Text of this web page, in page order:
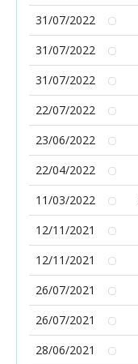
31/07/2022
31/07/2022
31/07/2022
22/07/2022
23/06/2022
22/04/2022
11/03/2022
12/11/2021
12/11/2021
26/07/2021
26/07/2021
28/06/2021